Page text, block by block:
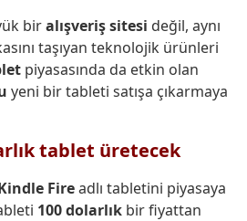
biralışveriş sitesi değil, aynı
taşıyan teknolojik ürünleri
piyasasında da etkin olan
yeni bir tableti satışa çıkarmaya
tablet üretecek
Fireadlı tabletini piyasaya
100 dolarlık bir fiyattan